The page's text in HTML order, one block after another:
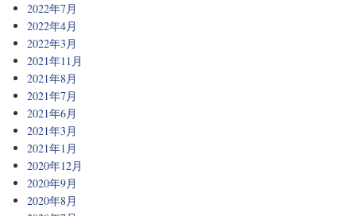
2022年7月
2022年4月
2022年3月
2021年11月
2021年8月
2021年7月
2021年6月
2021年3月
2021年1月
2020年12月
2020年9月
2020年8月